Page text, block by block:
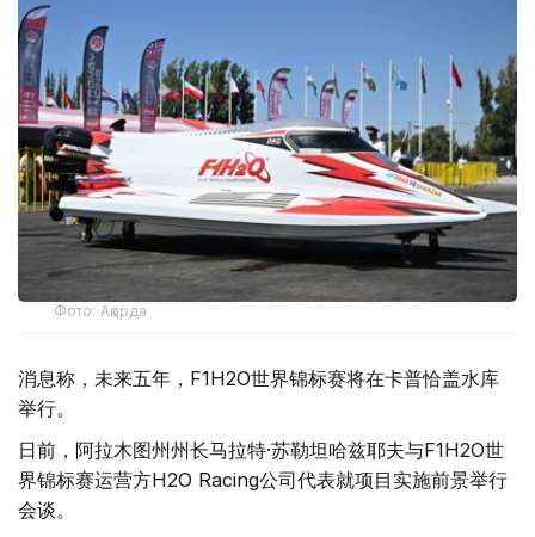
Фото: Ақорда
消息称，未来五年，F1H2O世界锦标赛将在卡普恰盖水库
举行。
日前，阿拉木图州州长马拉特·苏勒坦哈兹耶夫与F1H2O世
界锦标赛运营方H2O Racing公司代表就项目实施前景举行
会谈。